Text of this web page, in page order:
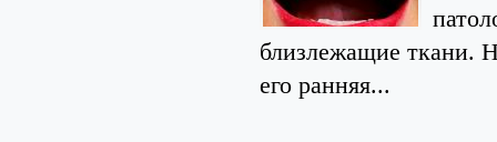
близлежащие ткани.
его ранняя...